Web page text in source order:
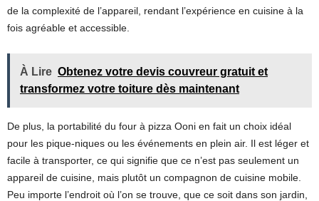
de la complexité de l’appareil, rendant l’expérience en cuisine à la
fois agréable et accessible.
À Lire Obtenez votre devis couvreur gratuit et
transformez votre toiture dès maintenant
De plus, la portabilité du four à pizza Ooni en fait un choix idéal
pour les pique-niques ou les événements en plein air. Il est léger et
facile à transporter, ce qui signifie que ce n’est pas seulement un
appareil de cuisine, mais plutôt un compagnon de cuisine mobile.
Peu importe l’endroit où l’on se trouve, que ce soit dans son jardin,